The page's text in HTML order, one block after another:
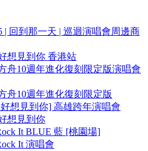
| 回到那一天 | 巡迴演唱會周邊商
想見到你 香港站
舟10週年進化復刻限定版演唱會
舟10週年進化復刻限定版
想見到你] 高雄跨年演唱會
想見到你
It BLUE 藍 [桃園場]
It 演唱會